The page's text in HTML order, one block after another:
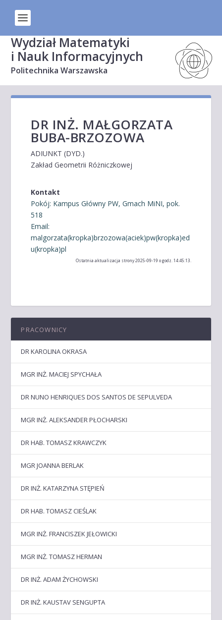
Wydział Matematyki
i Nauk Informacyjnych
Politechnika Warszawska
DR INŻ. MAŁGORZATA
BUBA-BRZOZOWA
ADIUNKT (DYD.)
Zakład Geometrii Różniczkowej
Kontakt
Pokój: Kampus Główny PW, Gmach MiNI, pok.
518
Email:
malgorzata(kropka)brzozowa(aciek)pw(kropka)ed
u(kropka)pl
Ostatnia aktualizacja strony 2025-09-19 o godz. 14:45:13.
PRACOWNICY
DR KAROLINA OKRASA
MGR INŻ. MACIEJ SPYCHAŁA
DR NUNO HENRIQUES DOS SANTOS DE SEPULVEDA
MGR INŻ. ALEKSANDER PŁOCHARSKI
DR HAB. TOMASZ KRAWCZYK
MGR JOANNA BERLAK
DR INŻ. KATARZYNA STĘPIEŃ
DR HAB. TOMASZ CIEŚLAK
MGR INŻ. FRANCISZEK JEŁOWICKI
MGR INŻ. TOMASZ HERMAN
DR INŻ. ADAM ŻYCHOWSKI
DR INŻ. KAUSTAV SENGUPTA